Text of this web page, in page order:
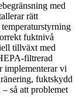
med
rätt
fuktnivå
tillväxt med
filtrerad
implementerar vi
fuktskydd
så att problemet